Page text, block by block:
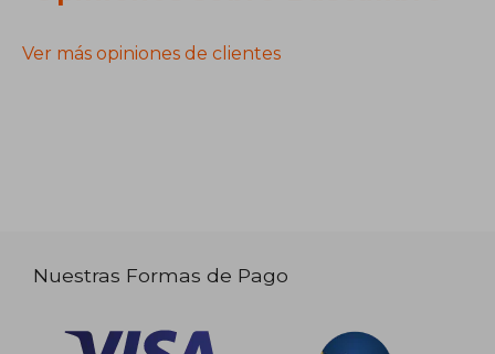
Ver más opiniones de clientes
Nuestras Formas de Pago